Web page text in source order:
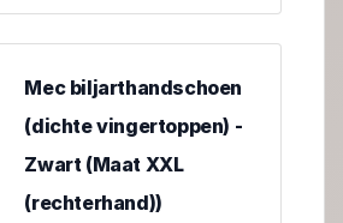
Mec biljarthandschoen
(dichte vingertoppen) -
Zwart (Maat XXL
(rechterhand))